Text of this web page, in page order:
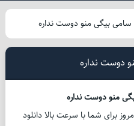
سامی بیگی منو دوست نداره
دوست نداره
منو دوست نداره
برای شما با سرعت بالا دانلود